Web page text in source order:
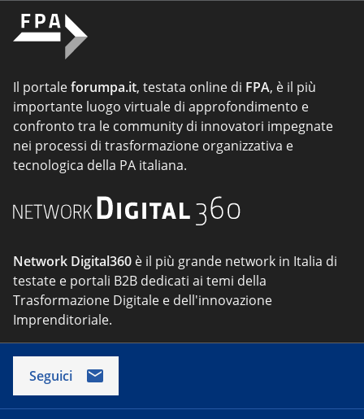
Il portaleforumpa.it, testata online di FPA, è il più
importante luogo virtuale di approfondimento e
confronto tra le community di innovatori impegnate
nei processi di trasformazione organizzativa e
tecnologica della PA italiana.
Network Digital360 è il più grande network in Italia di
testate e portali B2B dedicati ai temi della
Trasformazione Digitale e dell'innovazione
Imprenditoriale.
Seguici